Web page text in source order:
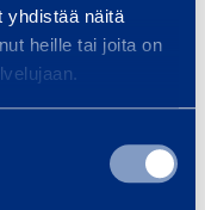
yhdistää näitä
heille tai joita on